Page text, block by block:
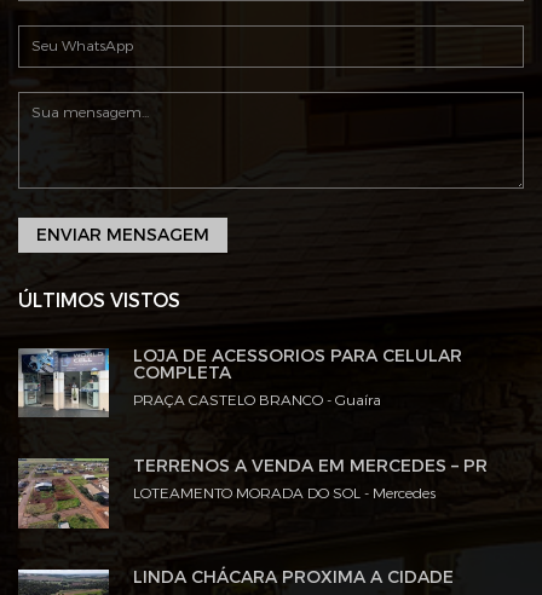
ÚLTIMOS VISTOS
LOJA DE ACESSÓRIOS PARA CELULAR
COMPLETA
PRAÇA CASTELO BRANCO - Guaíra
TERRENOS A VENDA EM MERCEDES – PR
LOTEAMENTO MORADA DO SOL - Mercedes
LINDA CHÁCARA PROXIMA A CIDADE
ENVIAR MENSAGEM